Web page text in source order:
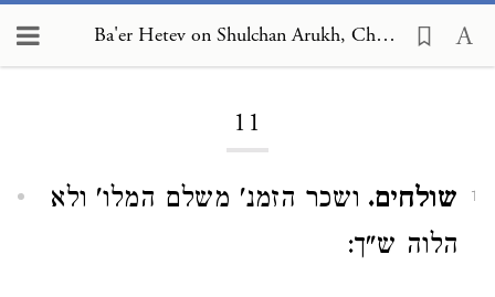
Ba'er Hetev on Shulchan Arukh, Choshen Mishpat 11
11
1 שולחים. ושכר הזמנ' משלם המלו' ולא
הלוה ש"ך: